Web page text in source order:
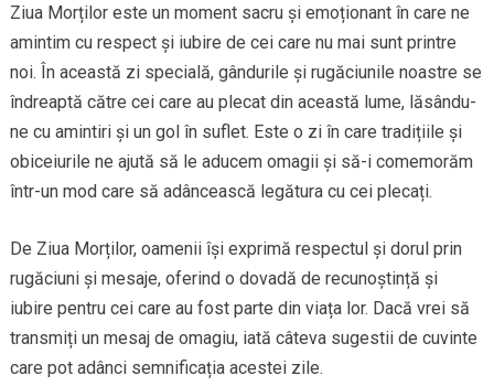
Ziua Morților este un moment sacru și emoționant în care ne
amintim cu respect și iubire de cei care nu mai sunt printre
noi. În această zi specială, gândurile și rugăciunile noastre se
îndreaptă către cei care au plecat din această lume, lăsându-
ne cu amintiri și un gol în suflet. Este o zi în care tradițiile și
obiceiurile ne ajută să le aducem omagii și să-i comemorăm
într-un mod care să adâncească legătura cu cei plecați.
De Ziua Morților, oamenii își exprimă respectul și dorul prin
rugăciuni și mesaje, oferind o dovadă de recunoștință și
iubire pentru cei care au fost parte din viața lor. Dacă vrei să
transmiți un mesaj de omagiu, iată câteva sugestii de cuvinte
care pot adânci semnificația acestei zile.